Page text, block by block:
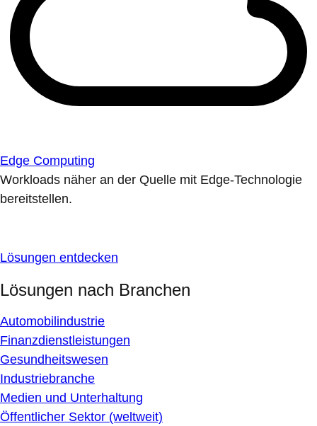
Edge Computing
Workloads näher an der Quelle mit Edge-Technologie
bereitstellen.
Lösungen entdecken
Lösungen nach Branchen
Automobilindustrie
Finanzdienstleistungen
Gesundheitswesen
Industriebranche
Medien und Unterhaltung
Öffentlicher Sektor (weltweit)